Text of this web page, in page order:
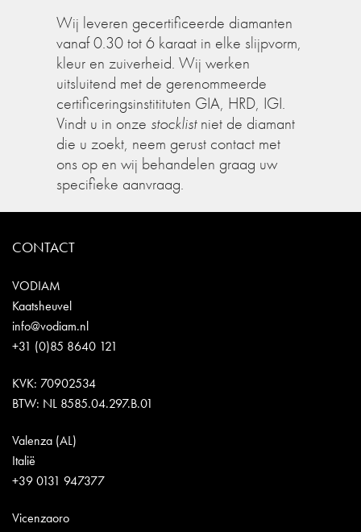
Wij leveren gecertificeerde diamanten
vanaf 0.30 tot 6 karaat in elke slijpvorm,
kleur en zuiverheid. Wij werken
uitsluitend met de gerenommeerde
certificeringsinstitituten GIA, HRD, IGI.
Vindt u in onze stocklistniet de diamant
die u zoekt, neem gerust contact met
ons op en wij behandelen graag uw
specifieke aanvraag.
CONTACT
VODIAM
Kaatsheuvel
info@vodiam.nl
+31 (0)85 8640 121
KVK: 70902534
BTW: NL 8585.04.297.B.01
Valenza (AL)
Italië
+39 0131 947377
Vicenzaoro